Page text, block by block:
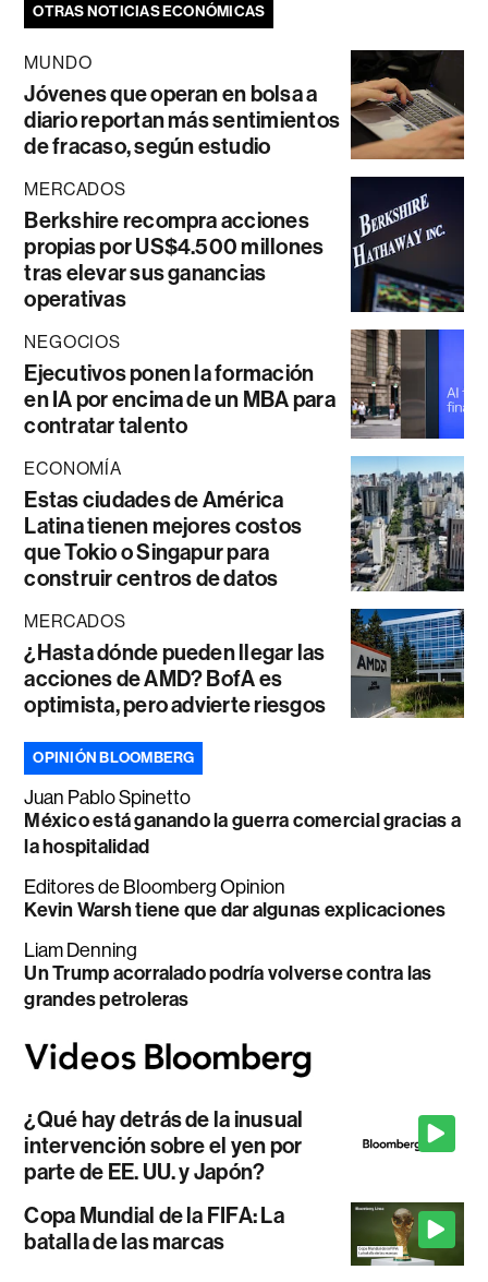
OTRAS NOTICIAS ECONÓMICAS
MUNDO
Jóvenes que operan en bolsa a
diario reportan más sentimientos
de fracaso, según estudio
MERCADOS
Berkshire recompra acciones
propias por US$4.500 millones
tras elevar sus ganancias
operativas
NEGOCIOS
Ejecutivos ponen la formación
en IA por encima de un MBA para
contratar talento
ECONOMÍA
Estas ciudades de América
Latina tienen mejores costos
que Tokio o Singapur para
construir centros de datos
MERCADOS
¿Hasta dónde pueden llegar las
acciones de AMD? BofA es
optimista, pero advierte riesgos
OPINIÓN BLOOMBERG
Juan Pablo Spinetto
México está ganando la guerra comercial gracias a
la hospitalidad
Editores de Bloomberg Opinion
Kevin Warsh tiene que dar algunas explicaciones
Liam Denning
Un Trump acorralado podría volverse contra las
grandes petroleras
¿Qué hay detrás de la inusual
intervención sobre el yen por
parte de EE. UU. y Japón?
Copa Mundial de la FIFA: La
batalla de las marcas